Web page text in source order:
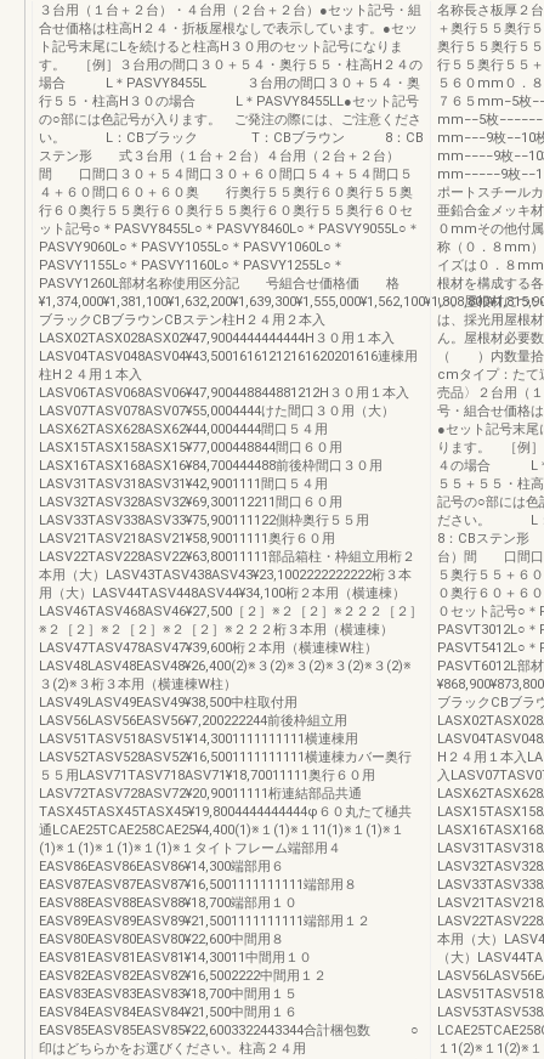
３台用（１台＋２台）・４台用（２台＋２台）●セット記号・組
合せ価格は柱高H２４・折板屋根なしで表示しています。●セッ
ト記号末尾にLを続けると柱高H３０用のセット記号になりま
す。 ［例］３台用の間口３０＋５４・奥行５５・柱高H２４の
場合 L＊PASVY8455L ３台用の間口３０＋５４・奥
行５５・柱高H３０の場合 L＊PASVY8455LL●セット記号
の○部には色記号が入ります。 ご発注の際には、ご注意くださ
い。 L：CBブラック T：CBブラウン 8：CB
ステン形 式３台用（１台＋２台）４台用（２台＋２台）
間 口間口３０＋５４間口３０＋６０間口５４＋５４間口５
４＋６０間口６０＋６０奥 行奥行５５奥行６０奥行５５奥
行６０奥行５５奥行６０奥行５５奥行６０奥行５５奥行６０セ
ット記号○＊PASVY8455L○＊PASVY8460L○＊PASVY9055L○＊
PASVY9060L○＊PASVY1055L○＊PASVY1060L○＊
PASVY1155L○＊PASVY1160L○＊PASVY1255L○＊
PASVY1260L部材名称使用区分記 号組合せ価格価 格
ブラックCBブラウンCBステン柱H２４用２本入
LASX02TASX028ASX02¥47,9004444444444H３０用１本入
LASV04TASV048ASV04¥43,50016161212161620201616連棟用
柱H２４用１本入
LASV06TASV068ASV06¥47,900448844881212H３０用１本入
LASV07TASV078ASV07¥55,0004444けた間口３０用（大）
LASX62TASX628ASX62¥44,0004444間口５４用
LASX15TASX158ASX15¥77,000448844間口６０用
LASX16TASX168ASX16¥84,700444488前後枠間口３０用
LASV31TASV318ASV31¥42,9001111間口５４用
LASV32TASV328ASV32¥69,300112211間口６０用
LASV33TASV338ASV33¥75,900111122側枠奥行５５用
LASV21TASV218ASV21¥58,90011111奥行６０用
LASV22TASV228ASV22¥63,80011111部品箱柱・枠組立用桁２
本用（大）LASV43TASV438ASV43¥23,1002222222222桁３本
用（大）LASV44TASV448ASV44¥34,100桁２本用（横連棟）
LASV46TASV468ASV46¥27,500［２］※２［２］※２２２［２］
※２［２］※２［２］※２［２］※２２２桁３本用（横連棟）
LASV47TASV478ASV47¥39,600桁２本用（横連棟W柱）
LASV48LASV48EASV48¥26,400(2)※３(2)※３(2)※３(2)※３(2)※
３(2)※３桁３本用（横連棟W柱）
LASV49LASV49EASV49¥38,500中柱取付用
LASV56LASV56EASV56¥7,200222244前後枠組立用
LASV51TASV518ASV51¥14,3001111111111横連棟用
LASV52TASV528ASV52¥16,5001111111111横連棟カバー奥行
５５用LASV71TASV718ASV71¥18,70011111奥行６０用
LASV72TASV728ASV72¥20,90011111桁連結部品共通
TASX45TASX45TASX45¥19,8004444444444φ６０丸たて樋共
通LCAE25TCAE258CAE25¥4,400(1)※１(1)※１11(1)※１(1)※１
(1)※１(1)※１(1)※１(1)※１タイトフレーム端部用４
EASV86EASV86EASV86¥14,300端部用６
EASV87EASV87EASV87¥16,5001111111111端部用８
EASV88EASV88EASV88¥18,700端部用１０
EASV89EASV89EASV89¥21,5001111111111端部用１２
EASV80EASV80EASV80¥22,600中間用８
EASV81EASV81EASV81¥14,30011中間用１０
EASV82EASV82EASV82¥16,5002222中間用１２
EASV83EASV83EASV83¥18,700中間用１５
EASV84EASV84EASV84¥21,500中間用１６
EASV85EASV85EASV85¥22,6003322443344合計梱包数 ○
印はどちらかをお選びください。柱高２４用
名称長さ板厚２
＋奥行５５奥行
奥行５５奥行５
行５５奥行５５
５６０mm０．
７６５mm−5枚
mm−−5枚
mm−−−9枚−−10
mm−−−−9枚
mm−−−−−9枚
ポートスチール
亜鉛合金メッキ
０mmその他付
称（０．８mm
イズは０．８
根材を構成する
い。屋根材につ
は、採光用屋根
ん。屋根材必要
（ ）内数量拾
cmタイプ：たて
売品〉２台用（
号・組合せ価格
●セット記号末尾
ります。 ［例］
４の場合 L＊
５５＋５５・
記号の○部には
ださい。 L
8：CBステン形
台）間 口間口
５奥行５５＋６
０奥行６０＋６
０セット記号○
PASVT3012L○
PASVT5412L○
PASVT6012L
ブラックCBブラ
H２４用１本入
入
本用（大）
（大）
１1(2)※１1(2)※